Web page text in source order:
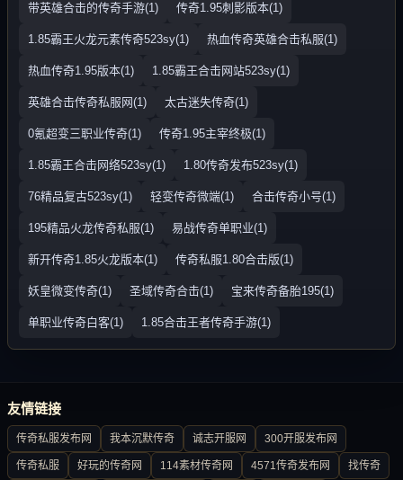
带英雄合击的传奇手游(1) 传奇1.95刺影版本(1)
1.85霸王火龙元素传奇523sy(1) 热血传奇英雄合击私服(1)
热血传奇1.95版本(1) 1.85霸王合击网站523sy(1)
英雄合击传奇私服网(1) 太古迷失传奇(1)
0氪超变三职业传奇(1) 传奇1.95主宰终极(1)
1.85霸王合击网络523sy(1) 1.80传奇发布523sy(1)
76精品复古523sy(1) 轻变传奇微端(1) 合击传奇小号(1)
195精品火龙传奇私服(1) 易战传奇单职业(1)
新开传奇1.85火龙版本(1) 传奇私服1.80合击版(1)
妖皇微变传奇(1) 圣域传奇合击(1) 宝来传奇备胎195(1)
单职业传奇白客(1) 1.85合击王者传奇手游(1)
友情链接
传奇私服发布网 我本沉默传奇 诚志开服网 300开服发布网
传奇私服 好玩的传奇网 114素材传奇网 4571传奇发布网 找传奇